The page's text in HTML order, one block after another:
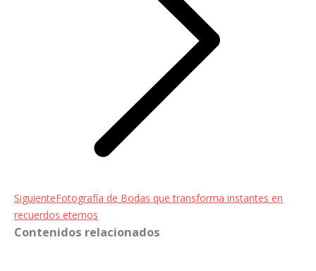
SiguienteEntrada
siguiente:
Fotografía de Bodas que transforma instantes en
recuerdos eternos
Contenidos relacionados